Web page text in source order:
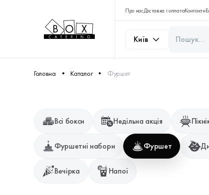
Про насДоставка і оплатаКонтакти
Київ
Головна Каталог Фуршет
Всі бокси Недільна акція
Фуршетні набори Фуршет
Вечірка Напої